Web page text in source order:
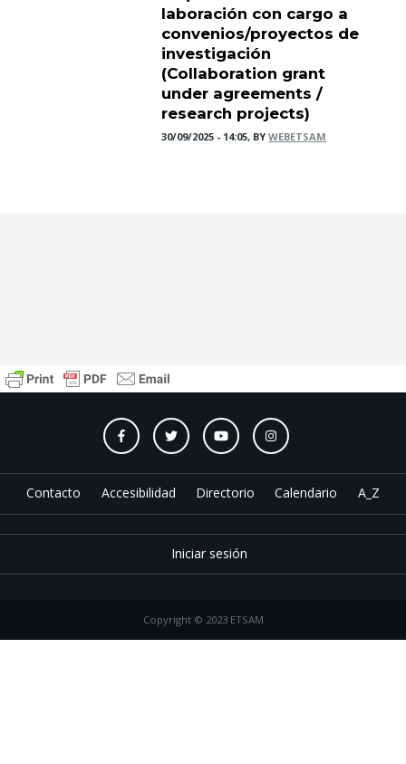
laboración con cargo a
convenios/proyectos de
investigación
(Collaboration grant
under agreements /
research projects)
30/09/2025 - 14:05, BYWEBETSAM
Contacto Accesibilidad Directorio Calendario A_Z
Iniciar sesión
Copyright © 2023 ETSAM